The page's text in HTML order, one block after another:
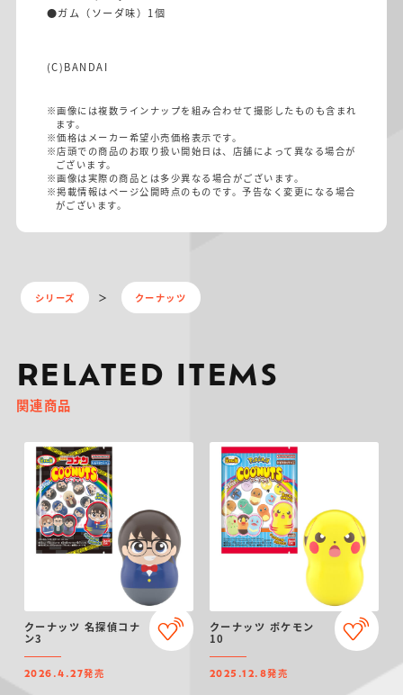
●ガム（ソーダ味）1個
(C)BANDAI
※画像には複数ラインナップを組み合わせて撮影したものも含まれ
ます。
※価格はメーカー希望小売価格表示です。
※店頭での商品のお取り扱い開始日は、店舗によって異なる場合が
ございます。
※画像は実際の商品とは多少異なる場合がございます。
※掲載情報はページ公開時点のものです。予告なく変更になる場合
がございます。
シリーズ クーナッツ
RELATED ITEMS
関連商品
クーナッツ 名探偵コナ
ン3
2026.4.27発売
クーナッツ ポケモン
10
2025.12.8発売